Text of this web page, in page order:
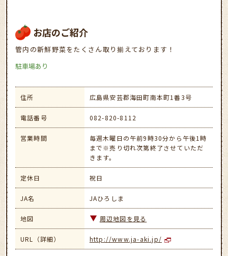
お店のご紹介
管内の新鮮野菜をたくさん取り揃えております！
駐車場あり
住所 広島県安芸郡海田町南本町1番3号
電話番号 082-820-8112
営業時間
毎週木曜日の午前9時30分から午後1時
まで※売り切れ次第終了させていただ
きます。
定休日 祝日
JA名 JAひろしま
地図 周辺地図を見る
URL（詳細） http://www.ja-aki.jp/